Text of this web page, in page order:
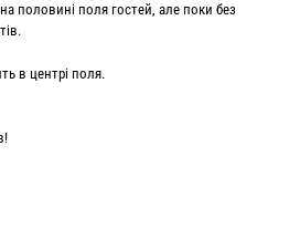
половині поля гостей, але поки без
в центрі поля.